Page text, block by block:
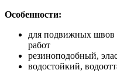
Особенности:
для подвижных швов
работ
резиноподобный,
водостойкий,